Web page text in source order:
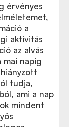
érvényes
a
aktivitás
az alvás
napig
tudja,
ami a nap
mindent